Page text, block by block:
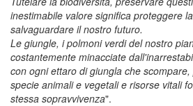
inestimabile valore significa proteggere
salvaguardare il nostro futuro.
Le giungle, i polmoni verdi del nostro
costantemente minacciate
con ogni ettaro di giungla che
specie animali e vegetali e risorse vitali
stessa sopravvivenza".